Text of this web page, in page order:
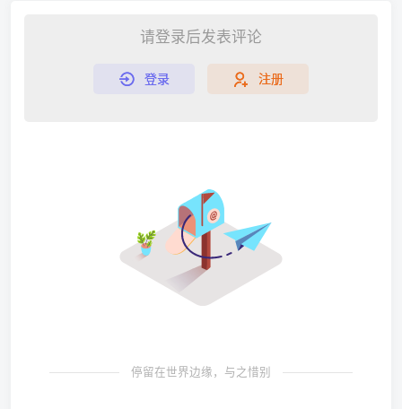
请登录后发表评论
登录 注册
停留在世界边缘，与之惜别